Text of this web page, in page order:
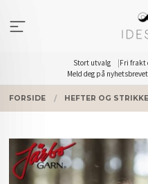
innholdet
Stort utvalg Fri frakt
Meld deg på
FORSIDE HEFTER OG